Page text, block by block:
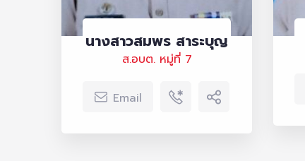
นางสาวสมพร สาระบุญ
ส.อบต. หมู่ที่ 7
Email